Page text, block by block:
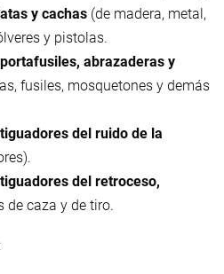
y cachas (de madera, metal,
y pistolas.
abrazaderas y
fusiles, mosquetones y demás
del ruido de la
del retroceso,
de caza y de tiro.